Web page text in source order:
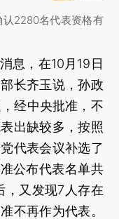
2280名代表资格有
息，在10月19日
长齐玉说，孙政
经中央批准，不
出缺较多，按照
代表会议补选了
公布代表名单共
，又发现7人存在
不再作为代表。